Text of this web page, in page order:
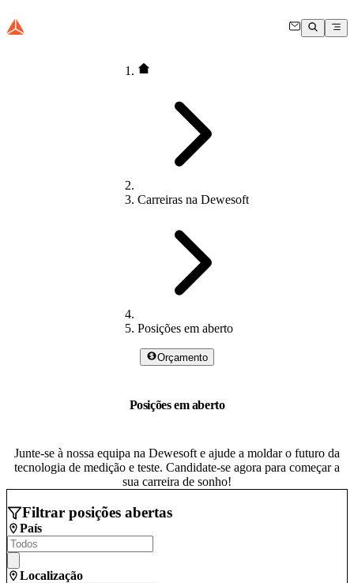
Carreiras na Dewesoft
Posições em aberto
Orçamento
Posições em aberto
Junte-se à nossa equipa na Dewesoft e ajude a moldar o futuro da
tecnologia de medição e teste. Candidate-se agora para começar a
sua carreira de sonho!
Filtrar posições abertas
País
Localização